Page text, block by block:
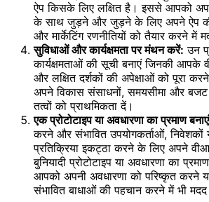
ऐप किसके लिए लक्षित है। इससे आपको
के साथ जुड़ने और जुड़ने के लिए अपने ऐप
और मार्केटिंग रणनीतियों को तैयार करने में
सुविधाओं और कार्यक्षमता पर मंथन करें: उन
कार्यक्षमताओं की सूची बनाएं जिनकी आपके
और लक्षित दर्शकों की अपेक्षाओं को पूरा
अपने विकास संसाधनों, समयसीमा और
तत्वों को प्राथमिकता दें।
एक प्रोटोटाइप या अवधारणा का प्रमाण
करने और संभावित उपयोगकर्ताओं, निवेशकों
प्रतिक्रिया इकट्ठा करने के लिए अपने
बुनियादी प्रोटोटाइप या अवधारणा का
आपको अपनी अवधारणा को परिष्कृत करने
संभावित बाधाओं की पहचान करने में भी